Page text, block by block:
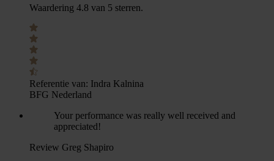
Waardering 4.8 van 5 sterren.
Referentie van: Indra Kalnina
BFG Nederland
Your performance was really well received and
appreciated!
Review Greg Shapiro